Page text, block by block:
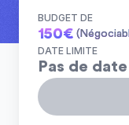
BUDGET DE
150€
DATE LIMITE
Pas de